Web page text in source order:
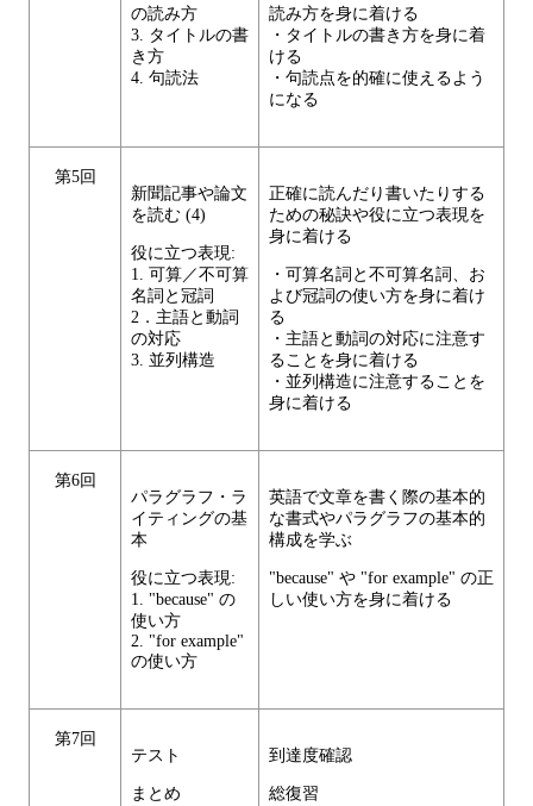
の読み方
3. タイトルの書
き方
4. 句読法
読み方を身に着ける
・タイトルの書き方を身に着
ける
・句読点を的確に使えるよう
になる
第5回
新聞記事や論文
を読む (4)
役に立つ表現:
1. 可算／不可算
名詞と冠詞
2．主語と動詞
の対応
3. 並列構造
正確に読んだり書いたりする
ための秘訣や役に立つ表現を
身に着ける
・可算名詞と不可算名詞、お
よび冠詞の使い方を身に着け
る
・主語と動詞の対応に注意す
ることを身に着ける
・並列構造に注意することを
身に着ける
第6回
パラグラフ・ラ
イティングの基
本
役に立つ表現:
1. "because" の
使い方
2. "for example"
の使い方
英語で文章を書く際の基本的
な書式やパラグラフの基本的
構成を学ぶ
"because" や "for example" の正
しい使い方を身に着ける
第7回
テスト
まとめ
到達度確認
総復習